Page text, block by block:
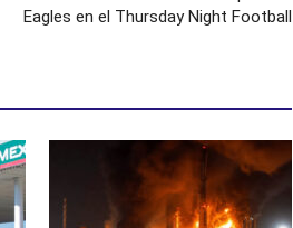
Eagles en el Thursday Night Football